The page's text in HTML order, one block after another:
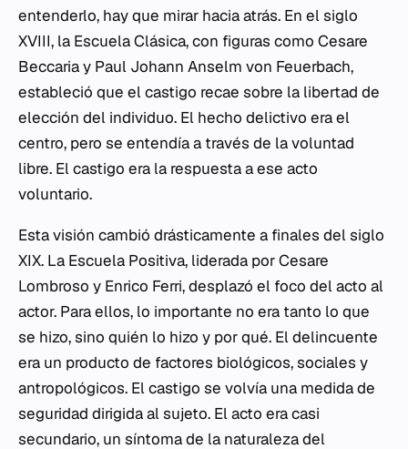
entenderlo, hay que mirar hacia atrás. En el siglo
XVIII, la Escuela Clásica, con figuras como Cesare
Beccaria y Paul Johann Anselm von Feuerbach,
estableció que el castigo recae sobre la libertad de
elección del individuo. El hecho delictivo era el
centro, pero se entendía a través de la voluntad
libre. El castigo era la respuesta a ese acto
voluntario.
Esta visión cambió drásticamente a finales del siglo
XIX. La Escuela Positiva, liderada por Cesare
Lombroso y Enrico Ferri, desplazó el foco del acto al
actor. Para ellos, lo importante no era tanto lo que
se hizo, sino quién lo hizo y por qué. El delincuente
era un producto de factores biológicos, sociales y
antropológicos. El castigo se volvía una medida de
seguridad dirigida al sujeto. El acto era casi
secundario, un síntoma de la naturaleza del